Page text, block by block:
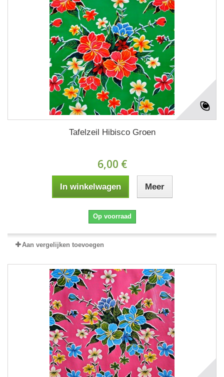
Tafelzeil Hibisco Groen
6,00 €
In winkelwagen Meer
Op voorraad
Aan vergelijken toevoegen